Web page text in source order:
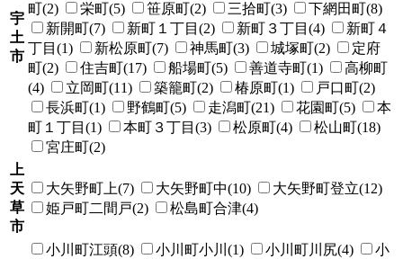
宇
土
市
町(2)
栄町(5) 笹原町(2) 三拾町(3)
下網田町(8)
新開町(7)
新町１丁目(2) 新町３丁目(4)
新町４
丁目(1)
新松原町(7) 神馬町(3) 城塚町(2)
定府
町(2)
住吉町(17) 船場町(5) 善道寺町(1)
高柳町
(4)
立岡町(11) 築籠町(2) 椿原町(1)
戸口町(2)
長浜町(1)
野鶴町(5) 走潟町(21) 花園町(5)
本
町１丁目(1)
本町３丁目(3) 松原町(4)
松山町(18)
宮庄町(2)
上
天
草
市
大矢野町上(7) 大矢野町中(10)
大矢野町登立(12)
姫戸町二間戸(2)
松島町合津(4)
小川町江頭(8) 小川町小川(1) 小川町川尻(4)
小